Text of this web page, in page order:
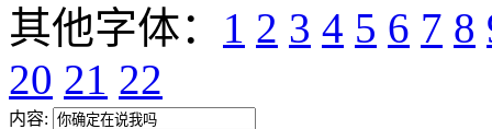
其他字体： 1 2 3 4 5 6 7 8
20 21 22
内容: